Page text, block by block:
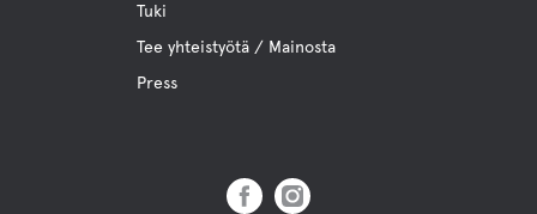
Tuki
Tee yhteistyötä / Mainosta
Press